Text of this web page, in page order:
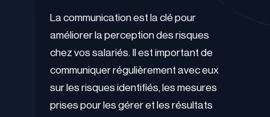
La communication est la clé pour
améliorer la perception des risques
chez vos salariés. Il est important de
communiquer régulièrement avec eux
sur les risques identifiés, les mesures
prises pour les gérer et les résultats